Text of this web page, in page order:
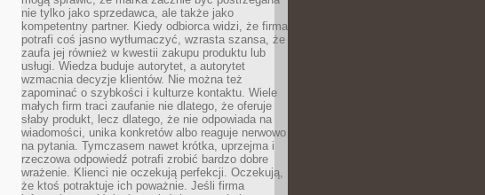
nie tylko jako sprzedawca, ale także jako
kompetentny partner. Kiedy odbiorca widzi, że firma
potrafi coś jasno wytłumaczyć, wzrasta szansa, że
zaufa jej również w kwestii zakupu produktu lub
usługi. Wiedza buduje autorytet, a autorytet
wzmacnia decyzje klientów. Nie można też
zapominać o szybkości i kulturze kontaktu. Wiele
małych firm traci zaufanie nie dlatego, że oferuje
słaby produkt, lecz dlatego, że nie odpowiada na
wiadomości, unika konkretów albo reaguje nerwowo
na pytania. Tymczasem nawet krótka, uprzejma i
rzeczowa odpowiedź potrafi zrobić bardzo dobre
wrażenie. Klienci nie oczekują perfekcji. Oczekują,
że ktoś potraktuje ich poważnie. Jeśli firma